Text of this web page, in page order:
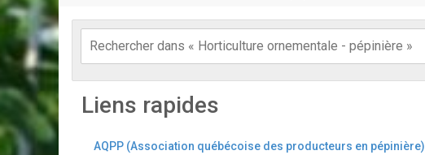
Liens rapides
AQPP (Association québécoise des producteurs en pépinière)